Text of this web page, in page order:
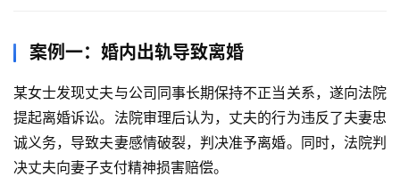
案例一：婚内出轨导致离婚
某女士发现丈夫与公司同事长期保持不正当关系，遂向法院
提起离婚诉讼。法院审理后认为，丈夫的行为违反了夫妻忠
诚义务，导致夫妻感情破裂，判决准予离婚。同时，法院判
决丈夫向妻子支付精神损害赔偿。